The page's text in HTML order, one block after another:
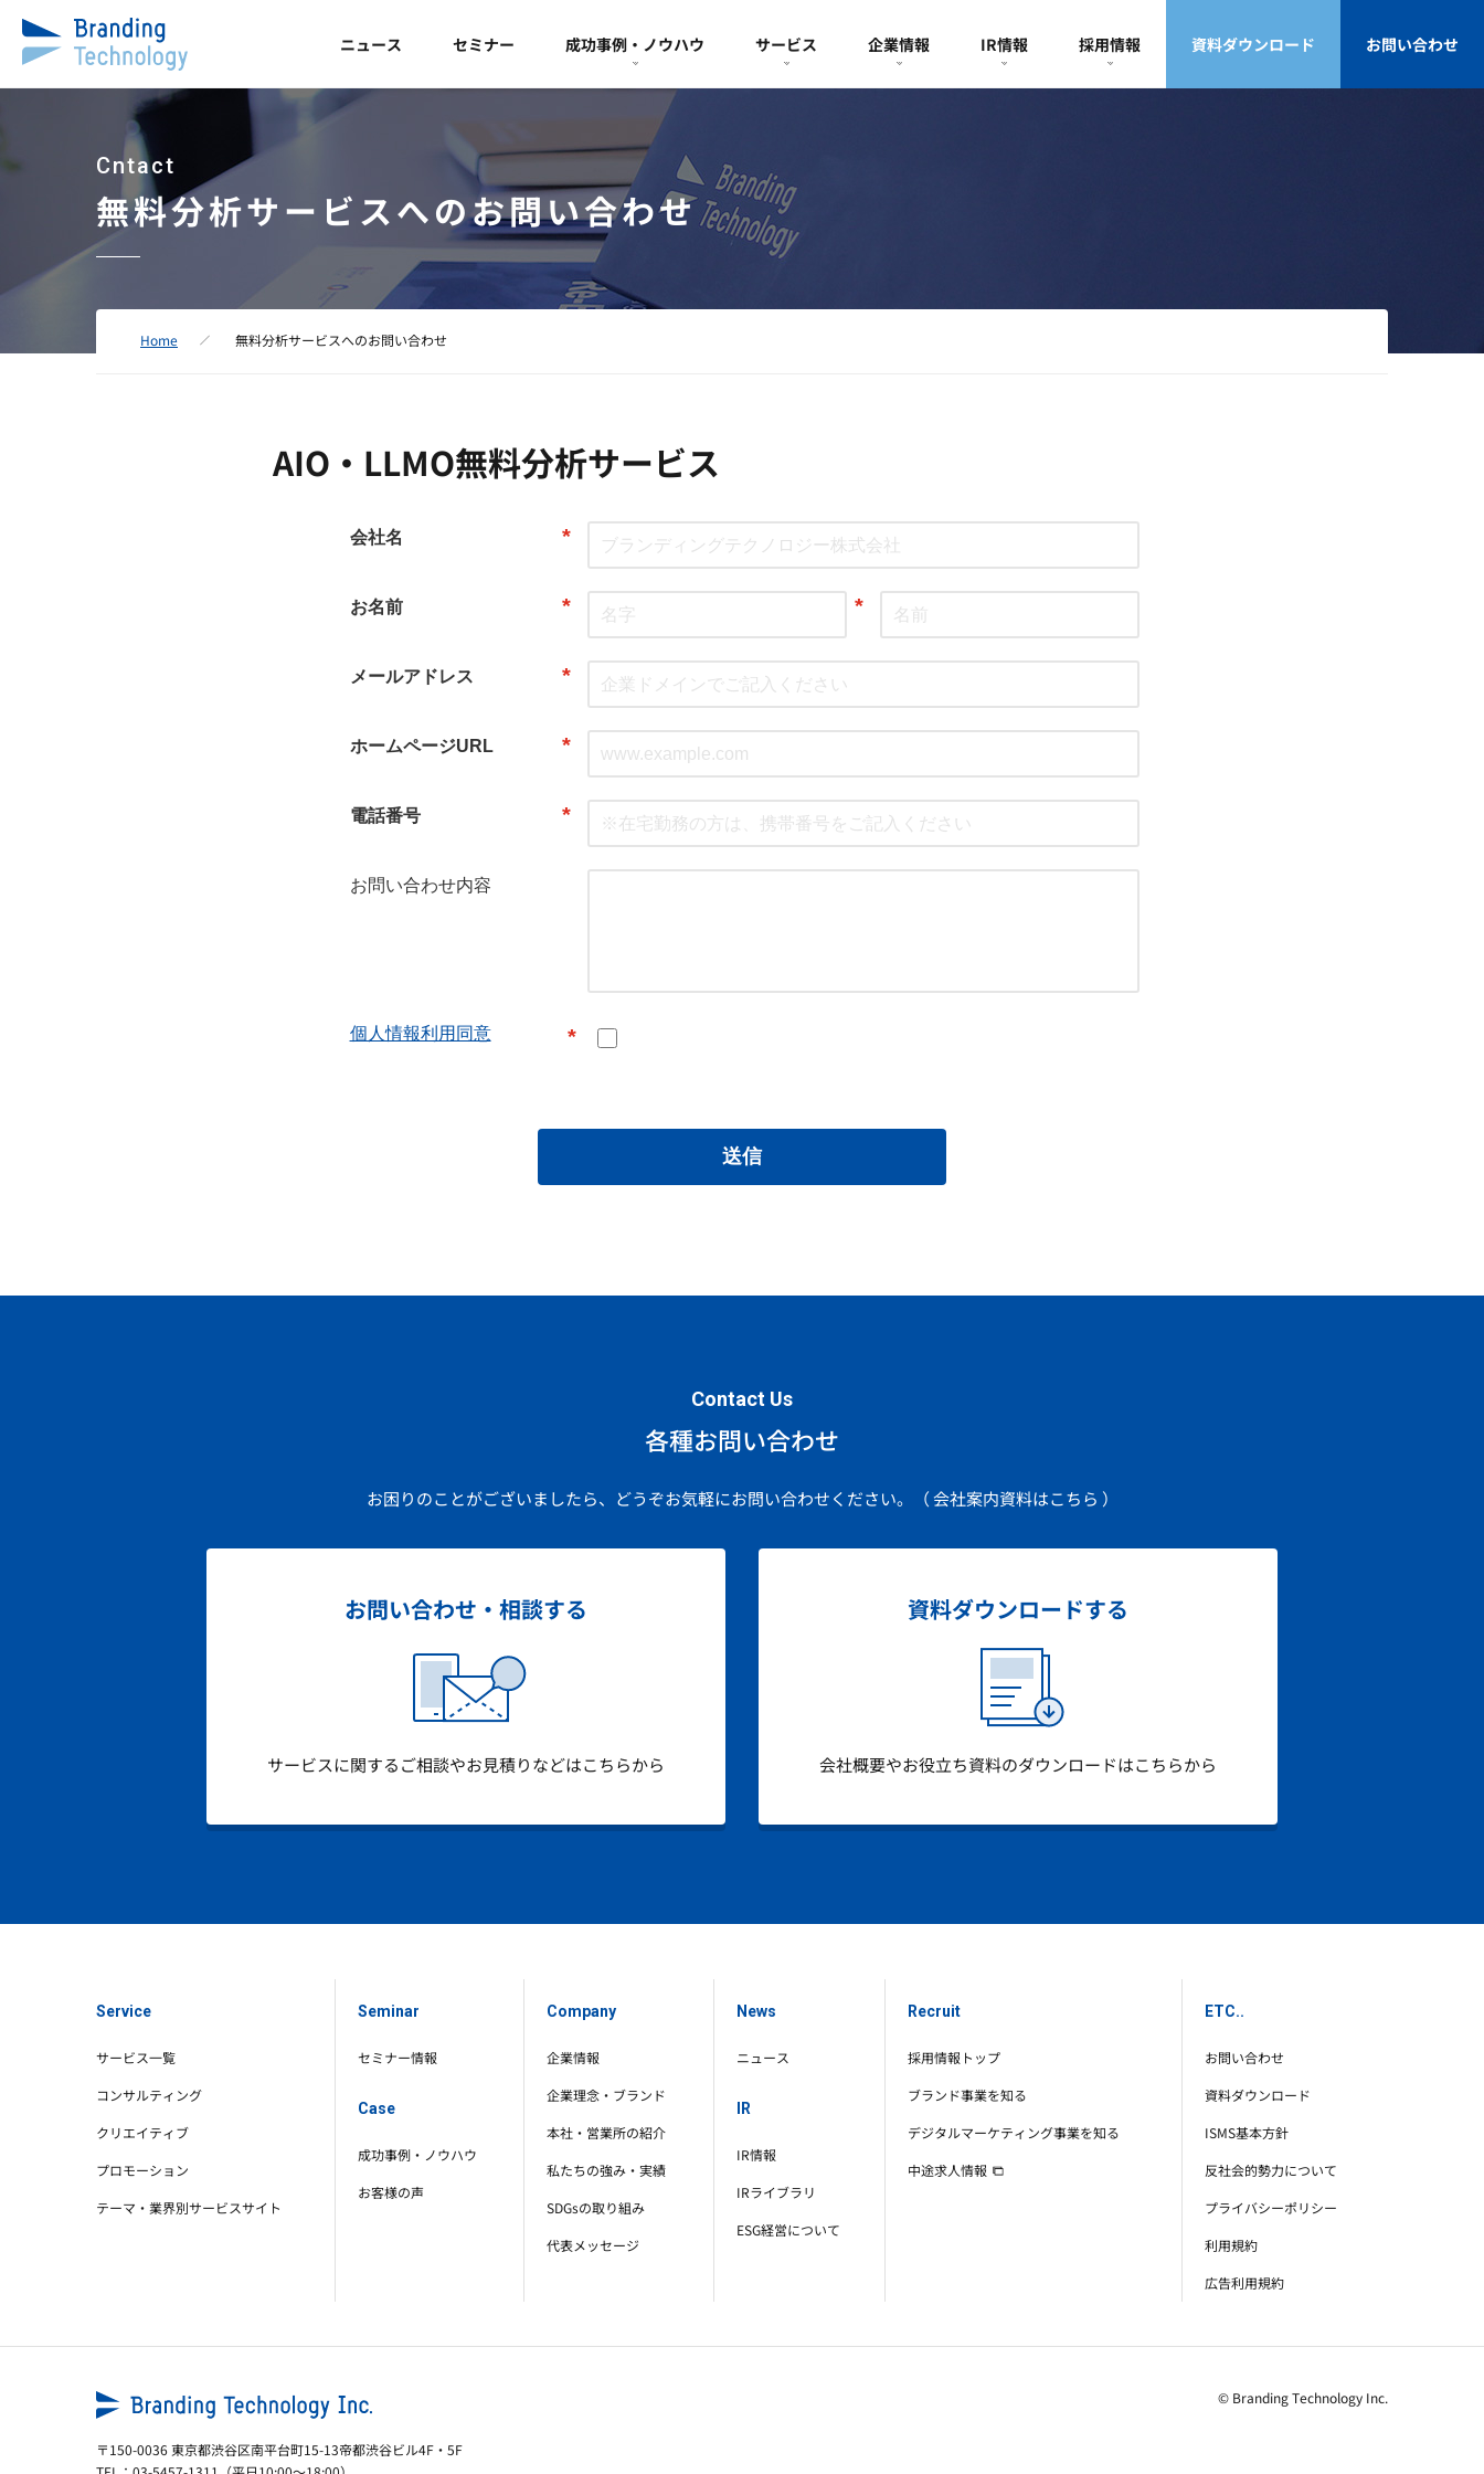
ニュース セミナー 成功事例・ノウハウ サービス 企業情報 IR情報 採用情報 資料ダウンロード お問い合わせ
Cntact
無料分析サービスへのお問い合わせ
Home 無料分析サービスへのお問い合わせ
AIO・LLMO無料分析サービス
*
会社名
*
お名前 *
*
メールアドレス
*
ホームページURL
*
電話番号
お問い合わせ内容
個人情報利用同意 *
送信
Contact Us
各種お問い合わせ
お困りのことがございましたら、どうぞお気軽にお問い合わせください。 （ 会社案内資料はこちら ）
お問い合わせ ・相談する
サービスに関するご相談やお見積りなどはこちらから
資料ダウンロードする
会社概要やお役立ち資料のダウンロードはこちらから
Service
サービス一覧
コンサルティング
クリエイティブ
プロモーション
テーマ・業界別サービスサイト
Seminar
セミナー情報
Case
成功事例・ノウハウ
お客様の声
Company
企業情報
企業理念・ブランド
本社・営業所の紹介
私たちの強み・実績
SDGsの取り組み
代表メッセージ
News
ニュース
IR
IR情報
IRライブラリ
ESG経営について
Recruit
採用情報トップ
ブランド事業を知る
デジタルマーケティング事業を知る
中途求人情報
ETC..
お問い合わせ
資料ダウンロード
ISMS基本方針
反社会的勢力について
プライバシーポリシー
利用規約
広告利用規約
〒150-0036東京都渋谷区南平台町15-13帝都渋谷ビル4F・5F
© Branding Technology Inc.